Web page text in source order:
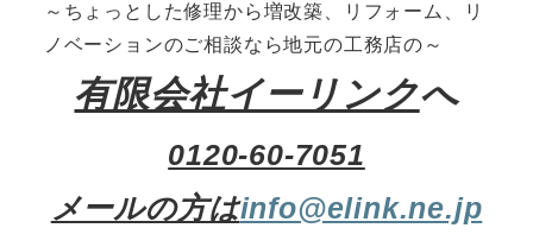
～ちょっとした修理から増改築、リフォーム、リ
ノベーションのご相談なら地元の工務店の～
有限会社イーリンクへ
0120-60-7051
メールの方はinfo@elink.ne.jp